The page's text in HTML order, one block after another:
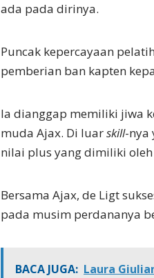
ada pada dirinya.
Puncak kepercayaan
pemberian ban kapten
Ia dianggap memiliki jiwa
muda Ajax. Di luarskill-nya
nilai plus yang dimiliki
Bersama Ajax, de Ligt
pada musim perdananya
BACA JUGA: Laura